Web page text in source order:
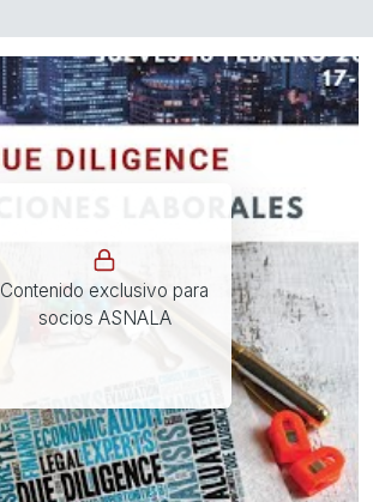
Contenido exclusivo para
socios ASNALA